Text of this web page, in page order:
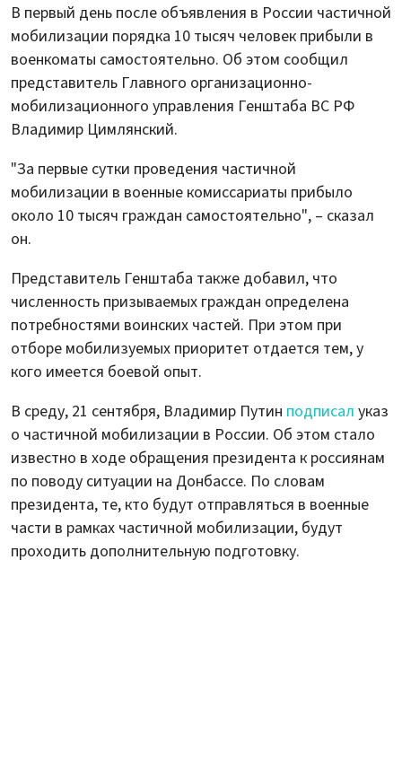
В первый день после объявления в России частичной
мобилизации порядка 10 тысяч человек прибыли в
военкоматы самостоятельно. Об этом сообщил
представитель Главного организационно-
мобилизационного управления Генштаба ВС РФ
Владимир Цимлянский.
"За первые сутки проведения частичной
мобилизации в военные комиссариаты прибыло
около 10 тысяч граждан самостоятельно", – сказал
он.
Представитель Генштаба также добавил, что
численность призываемых граждан определена
потребностями воинских частей. При этом при
отборе мобилизуемых приоритет отдается тем, у
кого имеется боевой опыт.
В среду, 21 сентября, Владимир Путин подписал указ
о частичной мобилизации в России. Об этом стало
известно в ходе обращения президента к россиянам
по поводу ситуации на Донбассе. По словам
президента, те, кто будут отправляться в военные
части в рамках частичной мобилизации, будут
проходить дополнительную подготовку.